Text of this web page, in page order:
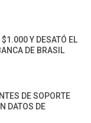
Y DESATÓ EL
DE BRASIL
DE SOPORTE
DATOS DE